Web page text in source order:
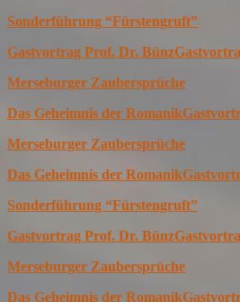
Sonderführung “Fürstengruft”
Gastvortrag Prof. Dr. Bünz
Merseburger Zaubersprüche
Das Geheimnis der Romanik
Merseburger Zaubersprüche
Das Geheimnis der Romanik
Sonderführung “Fürstengruft”
Gastvortrag Prof. Dr. Bünz
Merseburger Zaubersprüche
Das Geheimnis der Romanik